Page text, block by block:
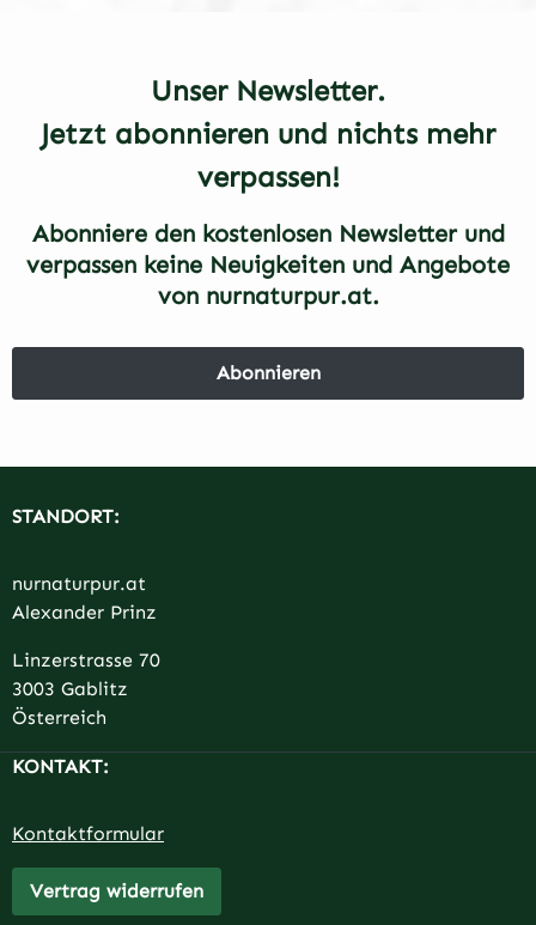
Unser Newsletter.
Jetzt abonnieren und nichts mehr
verpassen!
Abonniere den kostenlosen Newsletter und
verpassen keine Neuigkeiten und Angebote
von nurnaturpur.at.
Abonnieren
STANDORT:
nurnaturpur.at
Alexander Prinz
Linzerstrasse 70
3003 Gablitz
Österreich
KONTAKT:
Kontaktformular
Vertrag widerrufen